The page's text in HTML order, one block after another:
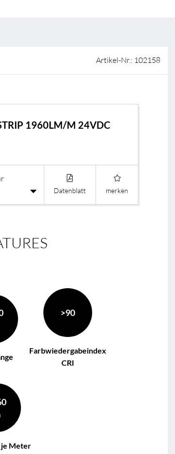
Artikel-Nr.: 102158
1960LM/M 24VDC
Datenblatt merken
>90
Farbwiedergabeindex
CRI
Meter